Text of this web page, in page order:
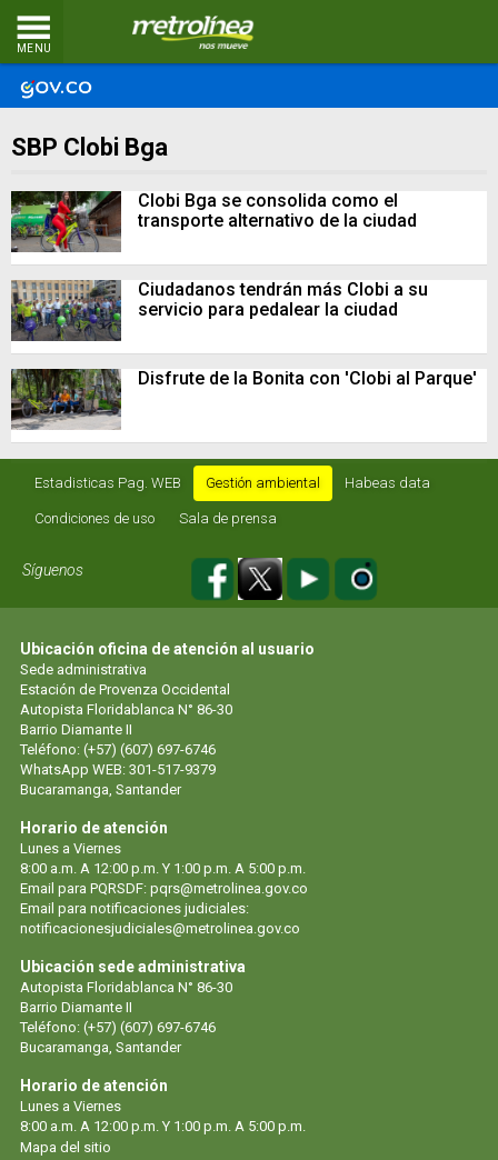
MENU
SBP Clobi Bga
Clobi Bga se consolida como el
transporte alternativo de la ciudad
Ciudadanos tendrán más Clobi a su
servicio para pedalear la ciudad
Disfrute de la Bonita con 'Clobi al Parque'
Estadisticas Pag. WEB Gestión ambiental Habeas data
Condiciones de uso Sala de prensa
Síguenos
Ubicación oficina de atención al usuario
Sede administrativa
Estación de Provenza Occidental
Autopista Floridablanca N° 86-30
Barrio Diamante II
Teléfono: (+57) (607) 697-6746
WhatsApp WEB: 301-517-9379
Bucaramanga, Santander
Horario de atención
Lunes a Viernes
8:00 a.m. A 12:00 p.m. Y 1:00 p.m. A 5:00 p.m.
Email para PQRSDF: pqrs@metrolinea.gov.co
Email para notificaciones judiciales:
notificacionesjudiciales@metrolinea.gov.co
Ubicación sede administrativa
Autopista Floridablanca N° 86-30
Barrio Diamante II
Teléfono: (+57) (607) 697-6746
Bucaramanga, Santander
Horario de atención
Lunes a Viernes
8:00 a.m. A 12:00 p.m. Y 1:00 p.m. A 5:00 p.m.
Mapa del sitio